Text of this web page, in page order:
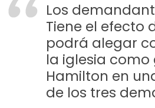
Los
Tiene el efecto
podrá alegar
la iglesia
Hamilton en
de los tres